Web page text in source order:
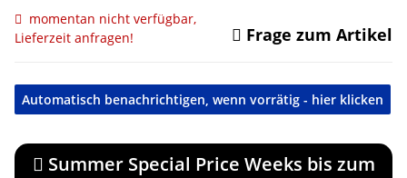
momentan nicht verfügbar,
Lieferzeit anfragen!
Frage zum Artikel
Automatisch benachrichtigen, wenn vorrätig - hier klicken
Summer Special Price Weeks bis zum